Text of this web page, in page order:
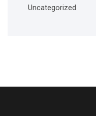
Uncategorized